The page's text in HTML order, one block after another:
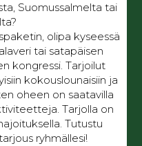
Suomussalmelta tai
olipa kyseessä
tai satapäisen
kongressi. Tarjoilut
kokouslounaisiin ja
oheen on saatavilla
Tarjolla on
Tutustu
ryhmällesi!